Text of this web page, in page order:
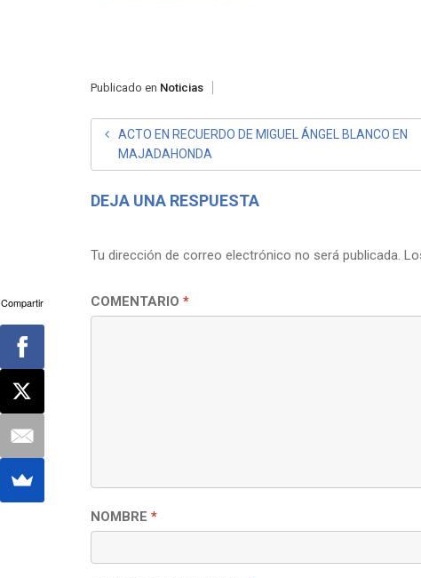
Publicado en Noticias
NAVEGACIÓN
DE
ENTRADAS
ACTO EN RECUERDO DE MIGUEL ÁNGEL BLANCO EN
MAJADAHONDA
DEJA UNA RESPUESTA
Tu dirección de correo electrónico no será publicada.
COMENTARIO *
NOMBRE *
Compartir